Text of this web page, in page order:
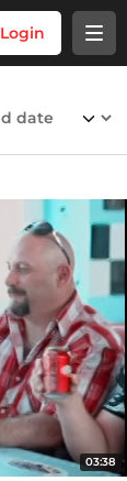
Login
03:38